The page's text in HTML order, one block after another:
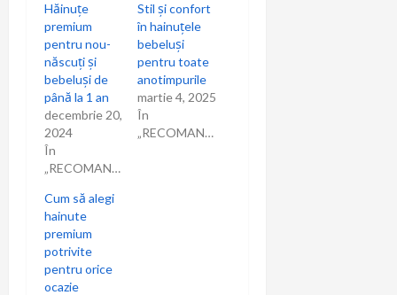
Hăinuțe
premium
pentru nou-
născuți și
bebeluși de
până la 1 an
decembrie 20,
2024
În
„RECOMANDARI”
Stil și confort
în hainuțele
bebeluși
pentru toate
anotimpurile
martie 4, 2025
În
„RECOMANDARI”
Cum să alegi
hainute
premium
potrivite
pentru orice
ocazie